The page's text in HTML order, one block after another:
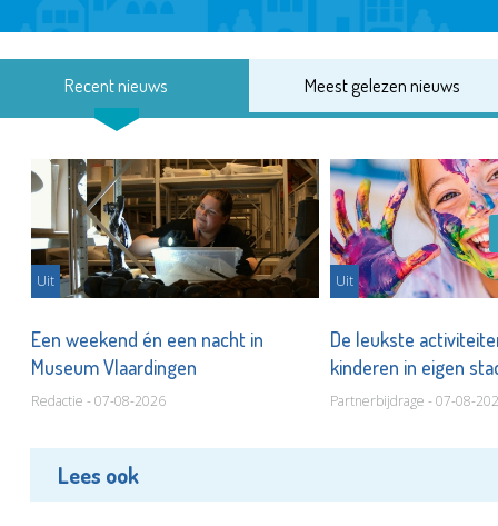
Recent nieuws Meest gelezen nieuws
Uit
Een weekend én een nacht in
Museum Vlaardingen
Redactie - 07-08-2026
Uit
De leukste
kinderen in eigen
Partnerbijdrage - 07-08-
Lees ook